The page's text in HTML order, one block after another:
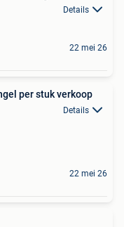
Details
22 mei 26
per stuk verkoop
Details
22 mei 26